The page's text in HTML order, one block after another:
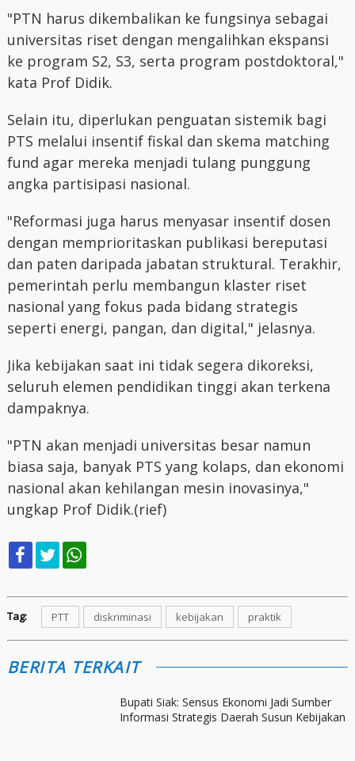
"PTN harus dikembalikan ke fungsinya sebagai
universitas riset dengan mengalihkan ekspansi
ke program S2, S3, serta program postdoktoral,"
kata Prof Didik.
Selain itu, diperlukan penguatan sistemik bagi
PTS melalui insentif fiskal dan skema matching
fund agar mereka menjadi tulang punggung
angka partisipasi nasional.
"Reformasi juga harus menyasar insentif dosen
dengan memprioritaskan publikasi bereputasi
dan paten daripada jabatan struktural. Terakhir,
pemerintah perlu membangun klaster riset
nasional yang fokus pada bidang strategis
seperti energi, pangan, dan digital," jelasnya.
Jika kebijakan saat ini tidak segera dikoreksi,
seluruh elemen pendidikan tinggi akan terkena
dampaknya.
"PTN akan menjadi universitas besar namun
biasa saja, banyak PTS yang kolaps, dan ekonomi
nasional akan kehilangan mesin inovasinya,"
ungkap Prof Didik.(rief)
Tag: PTT diskriminasi kebijakan praktik
BERITA TERKAIT
Bupati Siak: Sensus Ekonomi Jadi Sumber
Informasi Strategis Daerah Susun Kebijakan